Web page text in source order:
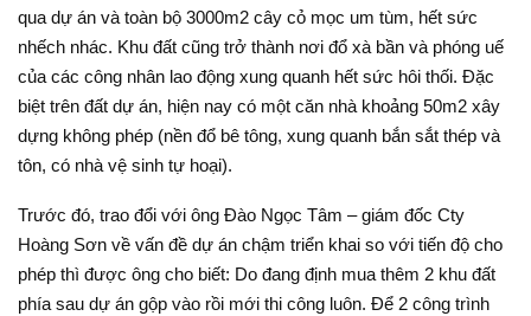
qua dự án và toàn bộ 3000m2 cây cỏ mọc um tùm, hết sức
nhếch nhác. Khu đất cũng trở thành nơi đổ xà bần và phóng uế
của các công nhân lao động xung quanh hết sức hôi thối. Đặc
biệt trên đất dự án, hiện nay có một căn nhà khoảng 50m2 xây
dựng không phép (nền đổ bê tông, xung quanh bắn sắt thép và
tôn, có nhà vệ sinh tự hoại).
Trước đó, trao đổi với ông Đào Ngọc Tâm – giám đốc Cty
Hoàng Sơn về vấn đề dự án chậm triển khai so với tiến độ cho
phép thì được ông cho biết: Do đang định mua thêm 2 khu đất
phía sau dự án gộp vào rồi mới thi công luôn. Để 2 công trình